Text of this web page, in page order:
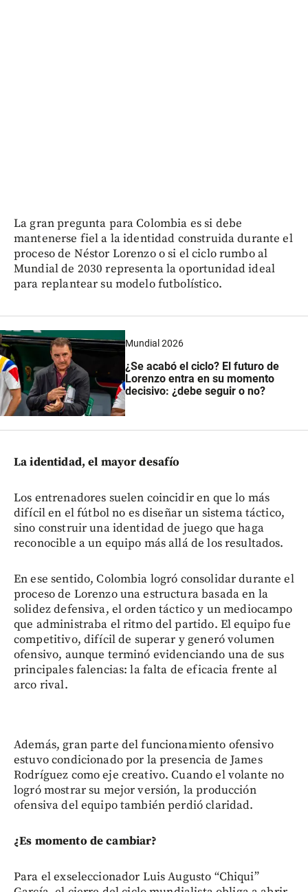
La gran pregunta para Colombia es si debe
mantenerse fiel a la identidad construida durante el
proceso de Néstor Lorenzo o si el ciclo rumbo al
Mundial de 2030 representa la oportunidad ideal
para replantear su modelo futbolístico.
Mundial 2026
¿Se acabó el ciclo? El futuro de
Lorenzo entra en su momento
decisivo: ¿debe seguir o no?
La identidad, el mayor desafío
Los entrenadores suelen coincidir en que lo más
difícil en el fútbol no es diseñar un sistema táctico,
sino construir una identidad de juego que haga
reconocible a un equipo más allá de los resultados.
En ese sentido, Colombia logró consolidar durante el
proceso de Lorenzo una estructura basada en la
solidez defensiva, el orden táctico y un mediocampo
que administraba el ritmo del partido. El equipo fue
competitivo, difícil de superar y generó volumen
ofensivo, aunque terminó evidenciando una de sus
principales falencias: la falta de eficacia frente al
arco rival.
Además, gran parte del funcionamiento ofensivo
estuvo condicionado por la presencia de James
Rodríguez como eje creativo. Cuando el volante no
logró mostrar su mejor versión, la producción
ofensiva del equipo también perdió claridad.
¿Es momento de cambiar?
Para el exseleccionador Luis Augusto “Chiqui”